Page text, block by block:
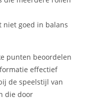
niet goed in balans
punten beoordelen
effectief
de speelstijl van
die door